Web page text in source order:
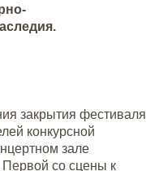
закрытия фестиваля
конкурсной
зале
со сцены к